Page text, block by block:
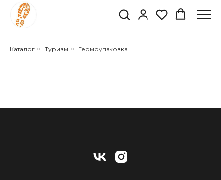
Каталог » Туризм » Гермоупаковка